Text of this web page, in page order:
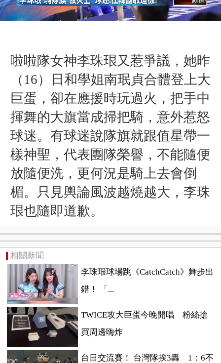
啦啦隊女神李珠珢又惹爭議，她昨
（ 16）日和學姐南珉貞合體登上大
巨蛋，卻在應援時玩過火，把手中
揮舞的大旗當成掃把騎，意外惹怒
球迷。有球迷說隊旗就跟值星帶一
樣神聖，代表團隊榮譽，不能隨便
放隨便洗，更何況是騎上去會倒
楣。只見輿論風波越燒越大，李珠
珢也隨即道歉。
相關新聞
李珠珢球場跳《CatchCatch》舞步出
錯！ 「...
TWICE攻大巨蛋今晚開唱 粉絲搶
買周邊嗨炸
台日交流賽！ 台灣隊挨3轟 1：6不